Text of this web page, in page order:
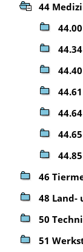
44
46
48 Land-
50
51